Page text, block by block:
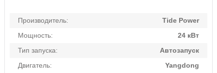
Производитель:
Tide Power
Мощность:
24 кВт
Тип запуска:
Автозапуск
Двигатель:
Yangdong